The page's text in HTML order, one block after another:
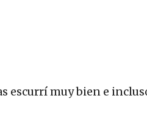
escurrí muy bien e